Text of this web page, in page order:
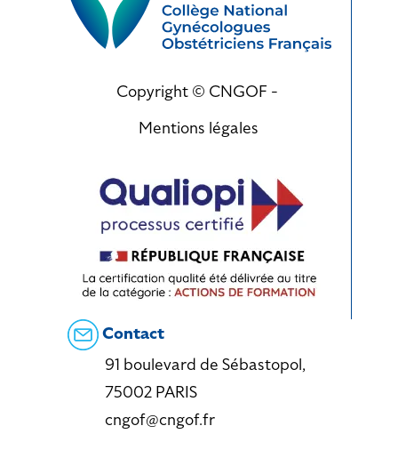
Copyright © CNGOF -
Mentions légales
Contact
91 boulevard de Sébastopol,
75002 PARIS
cngof@cngof.fr